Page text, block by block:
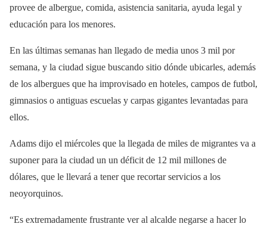
provee de albergue, comida, asistencia sanitaria, ayuda legal y
educación para los menores.
En las últimas semanas han llegado de media unos 3 mil por
semana, y la ciudad sigue buscando sitio dónde ubicarles, además
de los albergues que ha improvisado en hoteles, campos de futbol,
gimnasios o antiguas escuelas y carpas gigantes levantadas para
ellos.
Adams dijo el miércoles que la llegada de miles de migrantes va a
suponer para la ciudad un un déficit de 12 mil millones de
dólares, que le llevará a tener que recortar servicios a los
neoyorquinos.
“Es extremadamente frustrante ver al alcalde negarse a hacer lo